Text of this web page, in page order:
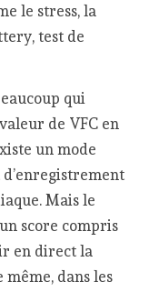
le stress, la
test de
qui
de VFC en
un mode
Mais le
score compris
en direct la
même, dans les